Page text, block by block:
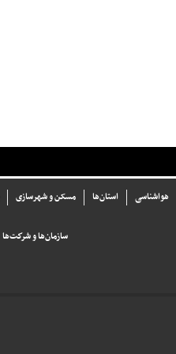
مسکن و شهرسازی استان‌ها
هواشناسی
سازما‌ن‌ها و شركت‌ها